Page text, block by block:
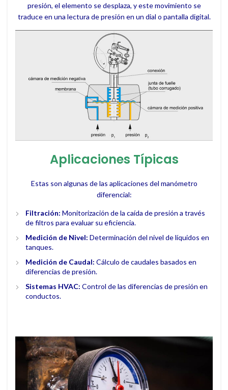
presión, el elemento se desplaza, y este movimiento se
traduce en una lectura de presión en un dial o pantalla digital.
Aplicaciones Típicas
Estas son algunas de las aplicaciones del manómetro
diferencial:
Filtración: Monitorización de la caída de presión a través
de filtros para evaluar su eficiencia.
Medición de Nivel: Determinación del nivel de líquidos en
tanques.
Medición de Caudal: Cálculo de caudales basados en
diferencias de presión.
Sistemas HVAC: Control de las diferencias de presión en
conductos.